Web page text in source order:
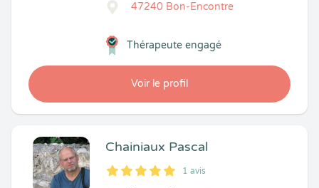
47240 Bon-Encontre
Voir le profil
Thérapeute engagé
Chainiaux Pascal
5
1
5
1 1 avis